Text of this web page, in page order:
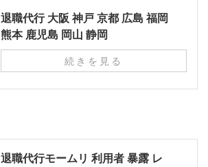
退職代行 大阪 神戸 京都 広島 福岡
熊本 鹿児島 岡山 静岡
続きを見る
退職代行モームリ 利用者 暴露 レ